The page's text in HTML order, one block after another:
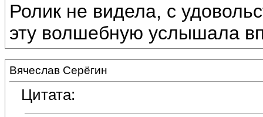
Ролик не видела, с
эту волшебную услышала
Вячеслав Серёгин
Цитата: